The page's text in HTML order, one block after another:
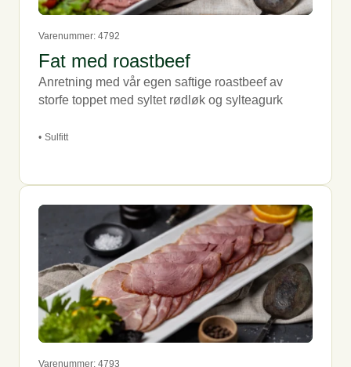
Varenummer: 4792
Fat med roastbeef
Anretning med vår egen saftige roastbeef av
storfe toppet med syltet rødløk og sylteagurk
• Sulfitt
Varenummer: 4793